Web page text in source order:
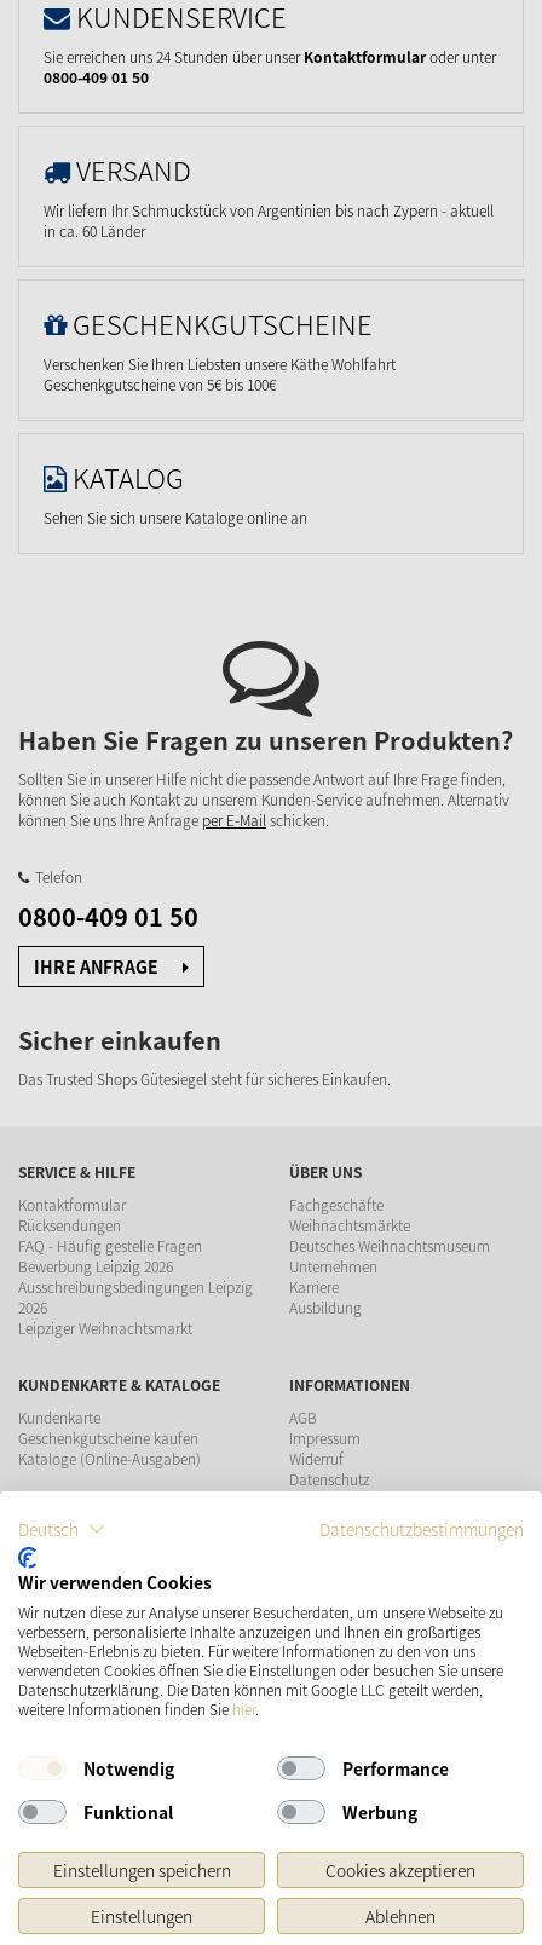
KUNDENSERVICE
Sie erreichen uns 24 Stunden über unserKontaktformularoder unter
0800-409 01 50
VERSAND
Wir liefern Ihr Schmuckstück von Argentinien bis nach Zypern - aktuell
in ca. 60 Länder
GESCHENKGUTSCHEINE
Verschenken Sie Ihren Liebsten unsere Käthe Wohlfahrt
Geschenkgutscheine von 5€ bis 100€
KATALOG
Sehen Sie sich unsere Kataloge online an
Haben Sie Fragen zu unseren Produkten?
Sollten Sie in unserer Hilfe nicht die passende Antwort auf Ihre Frage finden,
können Sie auch Kontakt zu unserem Kunden-Service aufnehmen. Alternativ
können Sie uns Ihre Anfrage per E-Mailschicken.
Telefon
0800-409 01 50
IHRE ANFRAGE
Sicher einkaufen
Das Trusted Shops Gütesiegel steht für sicheres Einkaufen.
SERVICE & HILFE
Kontaktformular
Rücksendungen
FAQ - Häufig gestelle Fragen
Bewerbung Leipzig 2026
Ausschreibungsbedingungen Leipzig
2026
Leipziger Weihnachtsmarkt
ÜBER UNS
Fachgeschäfte
Weihnachtsmärkte
Deutsches Weihnachtsmuseum
Unternehmen
Karriere
Ausbildung
KUNDENKARTE & KATALOGE
Kundenkarte
Geschenkgutscheine kaufen
Kataloge (Online-Ausgaben)
INFORMATIONEN
AGB
Impressum
Widerruf
Datenschutz
ZAHLUNGSMÖGLICHKEITEN
VERSAND SOCIAL MEDIA
* Preisangaben inkl. gesetzl. MwSt. und zzgl.Versandkosten
Ursprünglicher Preis des Händlers, Unverbindliche Preisempfehlung des Herstellers
Copyright © 2026 Käthe Wohlfahrt KG
Deutsch Datenschutzbestimmungen
Wir verwenden Cookies
Wir nutzen diese zur Analyse unserer Besucherdaten, um unsere Webseite zu
verbessern, personalisierte Inhalte anzuzeigen und Ihnen ein großartiges
Webseiten-Erlebnis zu bieten. Für weitere Informationen zu den von uns
verwendeten Cookies öffnen Sie die Einstellungen oder besuchen Sie unsere
Datenschutzerklärung. Die Daten können mit Google LLC geteilt werden,
weitere Informationen finden Sie hier.
Notwendig
Performance
Funktional
Werbung
Einstellungen speichern
Cookies akzeptieren
Einstellungen
Ablehnen